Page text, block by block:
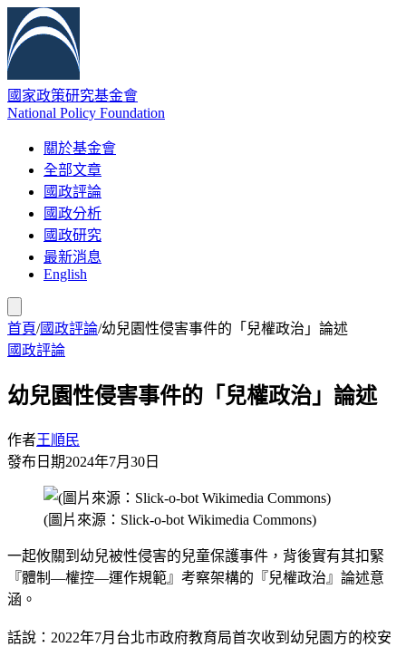
國家政策研究基金會
National Policy Foundation
關於基金會
全部文章
國政評論
國政分析
國政研究
最新消息
English
首頁/國政評論/幼兒園性侵害事件的「兒權政治」論述
國政評論
幼兒園性侵害事件的「兒權政治」論述
作者王順民
發布日期2024年7月30日
(圖片來源：Slick-o-bot Wikimedia Commons)
一起攸關到幼兒被性侵害的兒童保護事件，背後實有其扣緊
『體制—權控—運作規範』考察架構的『兒權政治』論述意
涵。
話說：2022年7月台北市政府教育局首次收到幼兒園方的校安